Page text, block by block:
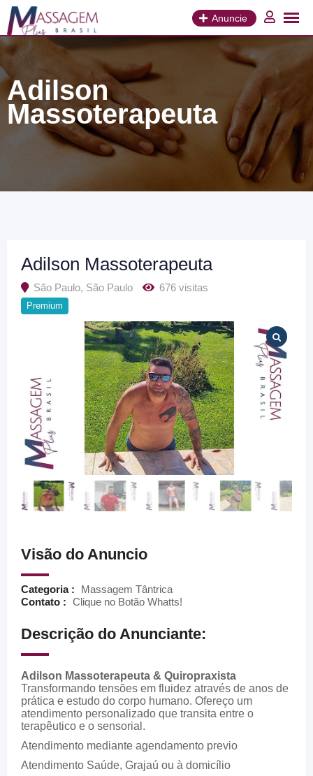
para
conteúdo
Anuncie
Adilson
Massoterapeuta
Adilson Massoterapeuta
São Paulo, São Paulo 676 visitas
Premium
Visão do Anuncio
Categoria :
Massagem Tântrica
Contato : Clique no Botão Whatts!
Descrição do Anunciante:
Adilson Massoterapeuta & Quiropraxista
Transformando tensões em fluidez através de anos de
prática e estudo do corpo humano. Ofereço um
atendimento personalizado que transita entre o
terapêutico e o sensorial.
Atendimento mediante agendamento previo
Atendimento Saúde, Grajaú ou à domicílio